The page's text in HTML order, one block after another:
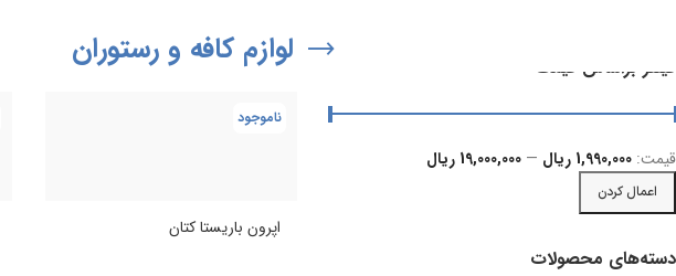
لوازم کافه و رستوران فیلتر براساس قیمت
اعمال کردن
قيمت: 1,990,000 ریال — 19,000,000 ریال
دسته‌های محصولات
ناموجود
اپرون باریستا کتان